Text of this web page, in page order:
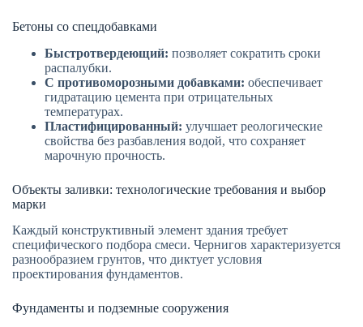
Бетоны со спецдобавками
Быстротвердеющий: позволяет сократить сроки
распалубки.
С противоморозными добавками: обеспечивает
гидратацию цемента при отрицательных
температурах.
Пластифицированный: улучшает реологические
свойства без разбавления водой, что сохраняет
марочную прочность.
Объекты заливки: технологические требования и выбор
марки
Каждый конструктивный элемент здания требует
специфического подбора смеси. Чернигов характеризуется
разнообразием грунтов, что диктует условия
проектирования фундаментов.
Фундаменты и подземные сооружения